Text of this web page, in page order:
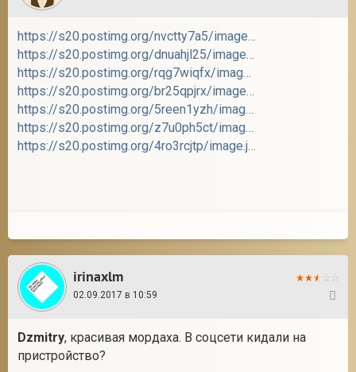
https://s20.postimg.org/nvctty7a5/image.jpg
https://s20.postimg.org/dnuahjl25/image.jpg
https://s20.postimg.org/rqg7wiqfx/image.jpg
https://s20.postimg.org/br25qpjrx/image.jpg
https://s20.postimg.org/5reen1yzh/image.jpg
https://s20.postimg.org/z7u0ph5ct/image.jpg
https://s20.postimg.org/4ro3rcjtp/image.jpg
irinaxlm
02.09.2017 в 10:59
Dzmitry, красивая мордаха. В соцсети кидали на
пристройство?